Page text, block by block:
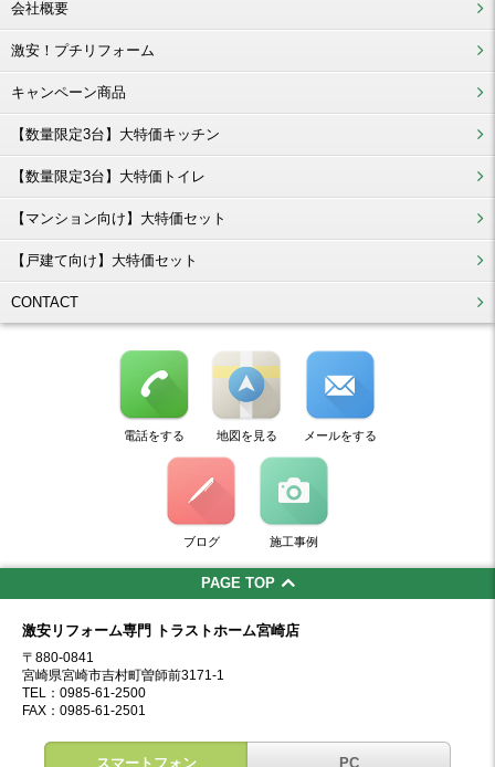
会社概要
激安！プチリフォーム
キャンペーン商品
【数量限定3台】大特価キッチン
【数量限定3台】大特価トイレ
【マンション向け】大特価セット
【戸建て向け】大特価セット
CONTACT
電話をする 地図を見る メールをする
ブログ 施工事例
PAGE TOP
激安リフォーム専門 トラストホーム宮崎店
〒880-0841
宮崎県宮崎市吉村町曽師前3171-1
TEL：0985-61-2500
FAX：0985-61-2501
スマートフォン PC